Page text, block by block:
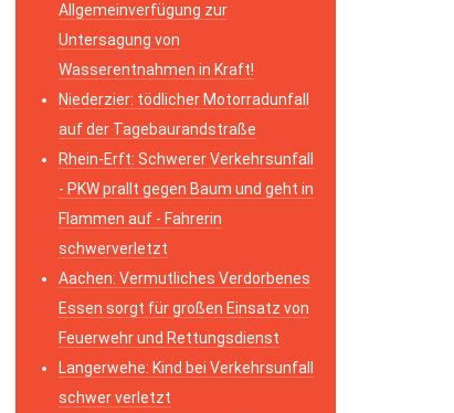
Allgemeinverfügung zur
Untersagung von
Wasserentnahmen in Kraft!
Niederzier: tödlicher Motorradunfall
auf der Tagebaurandstraße
Rhein-Erft: Schwerer Verkehrsunfall
- PKW prallt gegen Baum und geht in
Flammen auf - Fahrerin
schwerverletzt
Aachen: Vermutliches Verdorbenes
Essen sorgt für großen Einsatz von
Feuerwehr und Rettungsdienst
Langerwehe: Kind bei Verkehrsunfall
schwer verletzt